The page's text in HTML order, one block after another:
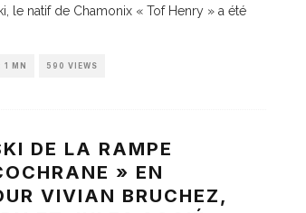
le natif de Chamonix « Tof Henry » a été
1 MN 590 VIEWS
DE LA RAMPE
» EN
VIVIAN BRUCHEZ,